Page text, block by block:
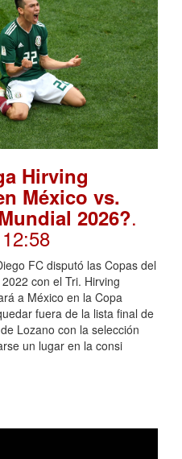
Hirving
México vs.
2026?.
FC disputó las Copas del
con el Tri. Hirving
a México en la Copa
fuera de la lista final de
Lozano con la selección
un lugar en la consi